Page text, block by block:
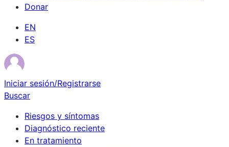
Donar
EN
ES
Iniciar sesión/Registrarse
Buscar
Riesgos y síntomas
Diagnóstico reciente
En tratamiento